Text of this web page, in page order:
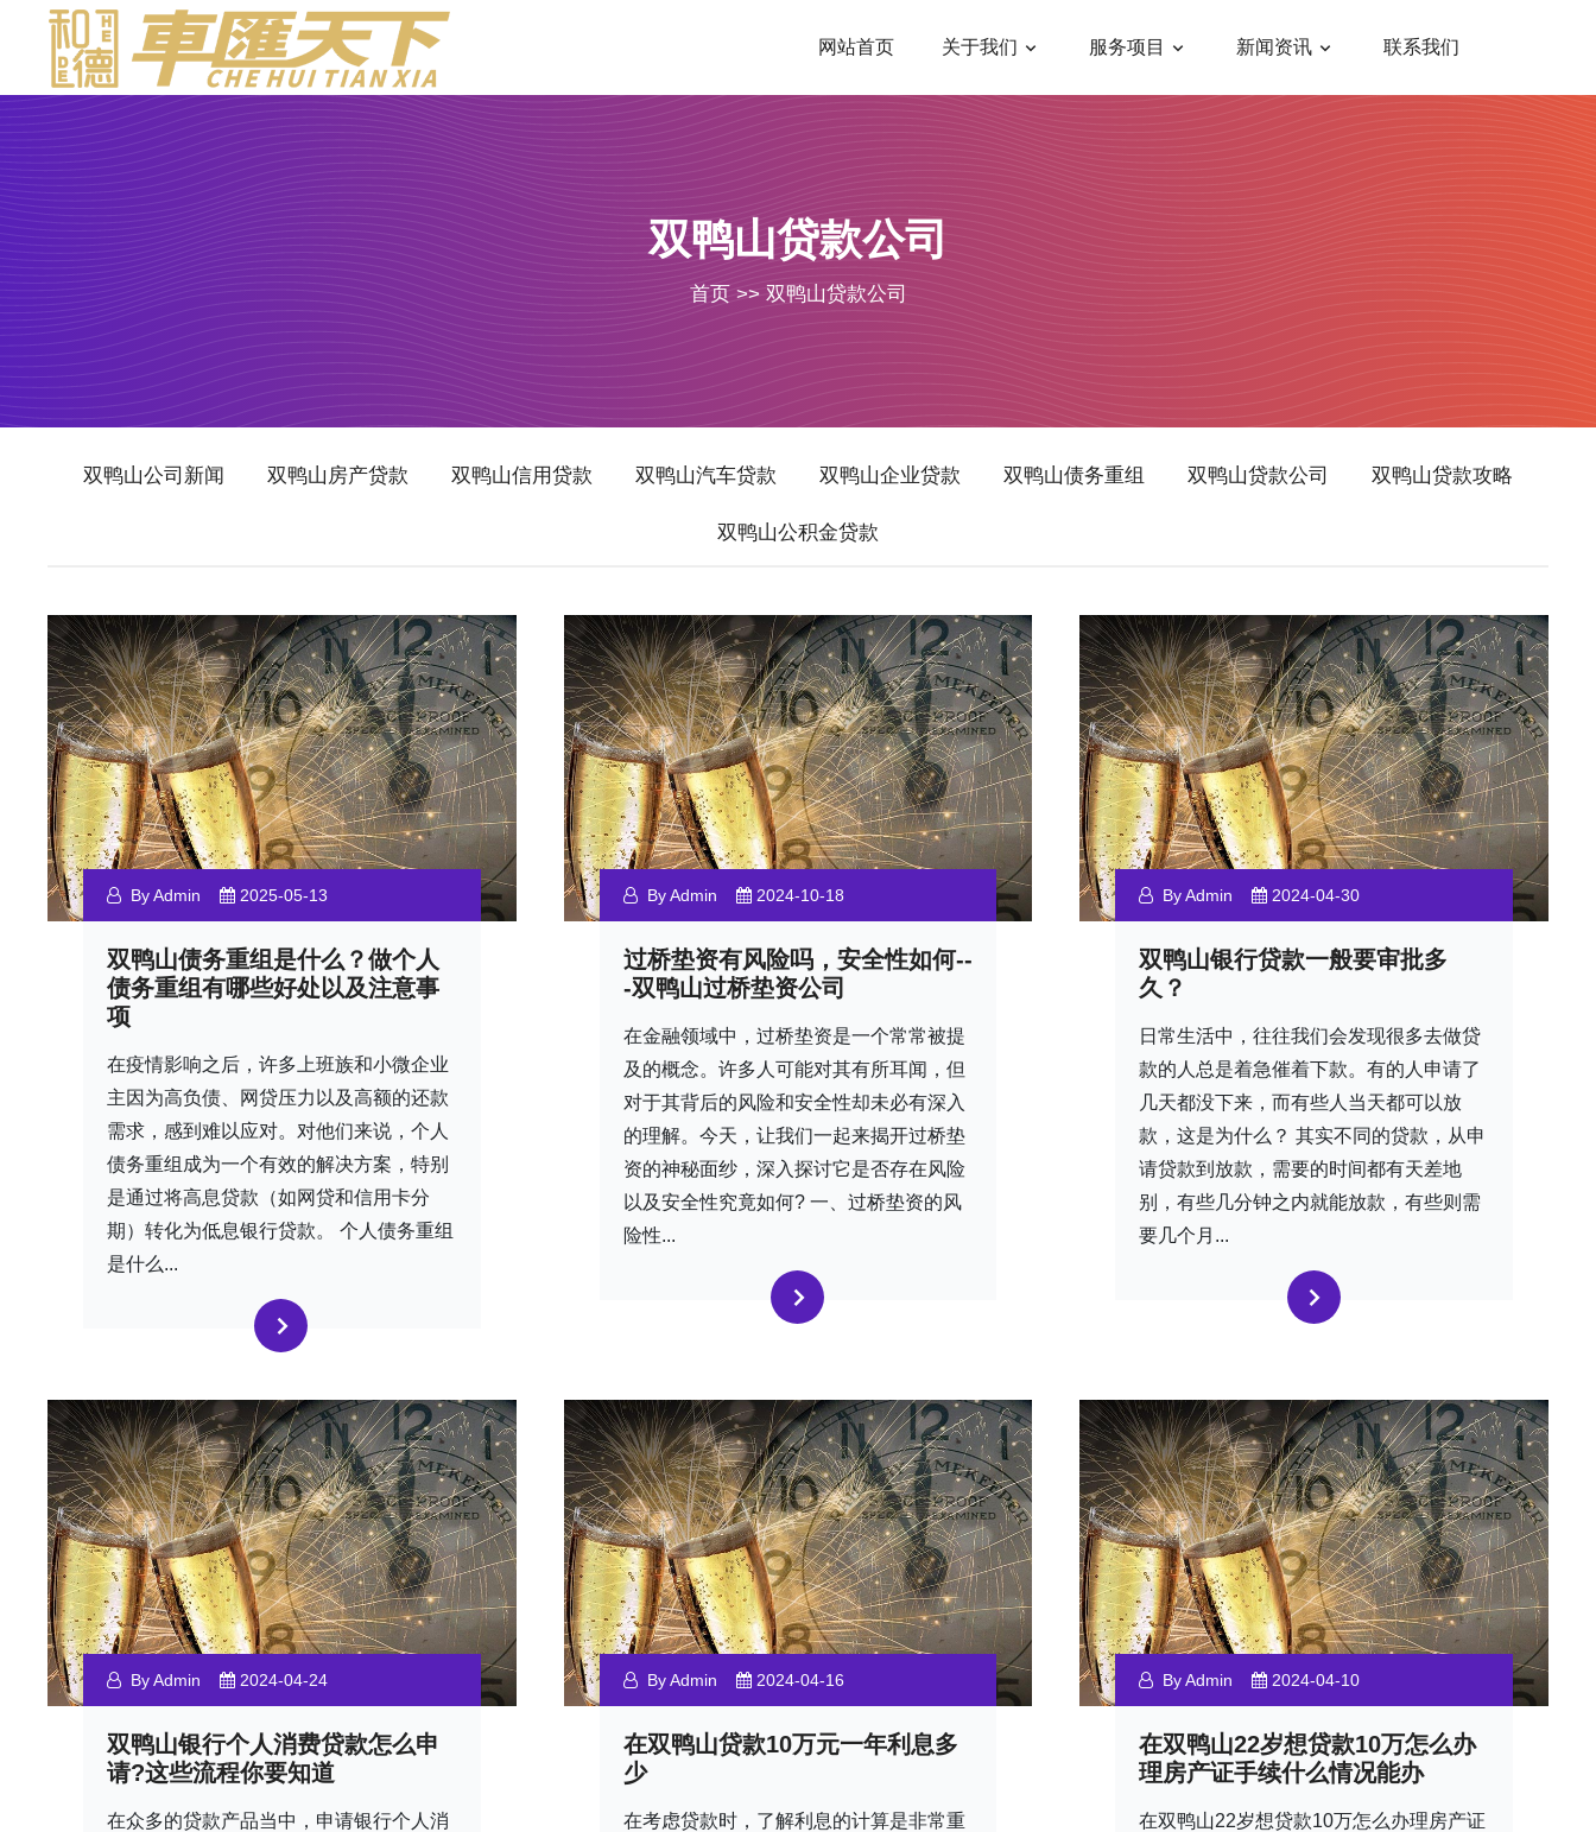
网站首页 关于我们 服务项目 新闻资讯 联系我们
双鸭山贷款公司
首页>> 双鸭山贷款公司
双鸭山公司新闻 双鸭山房产贷款 双鸭山信用贷款 双鸭山汽车贷款 双鸭山企业贷款 双鸭山债务重组 双鸭山贷款公司 双鸭山贷款攻略
双鸭山公积金贷款
By Admin 2025-05-13
双鸭山债务重组是什么？做个人
债务重组有哪些好处以及注意事
项
在疫情影响之后，许多上班族和小微企业
主因为高负债、网贷压力以及高额的还款
需求，感到难以应对。对他们来说，个人
债务重组成为一个有效的解决方案，特别
是通过将高息贷款（如网贷和信用卡分
期）转化为低息银行贷款。 个人债务重组
是什么...
By Admin 2024-10-18
过桥垫资有风险吗，安全性如何--
-双鸭山过桥垫资公司
在金融领域中，过桥垫资是一个常常被提
及的概念。许多人可能对其有所耳闻，但
对于其背后的风险和安全性却未必有深入
的理解。今天，让我们一起来揭开过桥垫
资的神秘面纱，深入探讨它是否存在风险
以及安全性究竟如何? 一、过桥垫资的风
险性...
By Admin 2024-04-30
双鸭山银行贷款一般要审批多
久？
日常生活中，往往我们会发现很多去做贷
款的人总是着急催着下款。有的人申请了
几天都没下来，而有些人当天都可以放
款，这是为什么？ 其实不同的贷款，从申
请贷款到放款，需要的时间都有天差地
别，有些几分钟之内就能放款，有些则需
要几个月...
By Admin 2024-04-24
双鸭山银行个人消费贷款怎么申
请?这些流程你要知道
在众多的贷款产品当中，申请银行个人消
By Admin 2024-04-16
在双鸭山贷款10万元一年利息多
少
在考虑贷款时，了解利息的计算是非常重
By Admin 2024-04-10
在双鸭山22岁想贷款10万怎么办
理房产证手续什么情况能办
在双鸭山22岁想贷款10万怎么办理房产证